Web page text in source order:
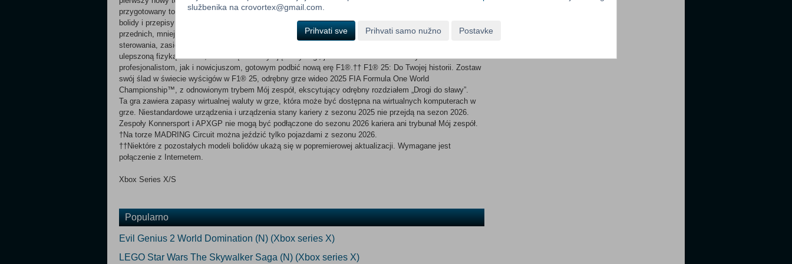
przygotowany tor rzucą ci wyzwanie w akcji na dystansie 5,4 km i 22 pełnych adrenaliny zakrętach. Nowe
bolidy i przepisy: Poczuj dreszczyk ustawień na polu startowym F1® w 2026 roku i zasiądź za kierownicą
przednich, mniejszych bolidów z najnowocześniejszą aktywną aerodynamiką, bardziej responsywnego
sterowania, zasięgu od tego, czy skierowanego do gamepada, czy. Te bolidy nowej generacji, wzmocnione
ulepszoną fizyką F1® 25, stanowiące ekscytujące wyścigi, jednocześnie doświadczonym
profesjonalistom, jak i nowicjuszom, gotowym podbić nową erę F1®.†† F1® 25: Do Twojej historii. Zostaw
swój ślad w świecie wyścigów w F1® 25, odrębny grze wideo 2025 FIA Formula One World
Championship™, z odnowionym trybem Mój zespół, ekscytujący odrębny rozdziałem „Drogi do sławy”.
Ta gra zawiera zapasy wirtualnej waluty w grze, która może być dostępna na wirtualnych komputerach w
grze. Niestandardowe urządzenia i urządzenia stany kariery z sezonu 2025 nie przejdą na sezon 2026.
Zespoły Konnersport i APXGP nie mogą być podłączone do sezonu 2026 kariera ani trybunał Mój zespół.
†Na torze MADRING Circuit można jeździć tylko pojazdami z sezonu 2026.
††Niektóre z pozostałych modeli bolidów ukażą się w popremierowej aktualizacji. Wymagane jest
połączenie z Internetem.
Xbox Series X/S
Popularno
Evil Genius 2 World Domination (N) (Xbox series X)
LEGO Star Wars The Skywalker Saga (N) (Xbox series X)
službenika na crovortex@gmail.com.
Prihvati sve Prihvati samo nužno Postavke